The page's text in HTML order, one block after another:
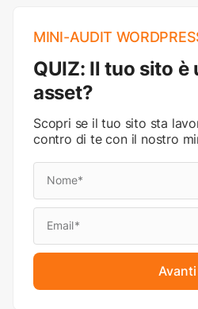
MINI-AUDIT
QUIZ: Il tuo sito è
asset?
Scopri se il tuo sito sta
contro di te con il nostro
Avanti